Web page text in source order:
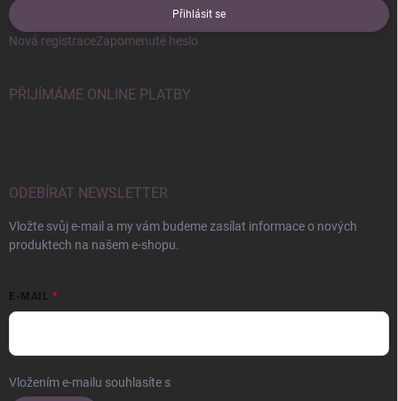
Přihlásit se
Nová registraceZapomenuté heslo
PŘIJÍMÁME ONLINE PLATBY
ODEBÍRAT NEWSLETTER
Vložte svůj e-mail a my vám budeme zasílat informace o nových
produktech na našem e-shopu.
E-MAIL
Vložením e-mailu souhlasíte s